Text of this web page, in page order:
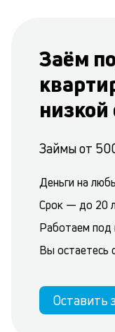
Заём
низкой
Займы от
Деньги на
Срок — до 20
Работаем под
Вы остаетесь
Оставить